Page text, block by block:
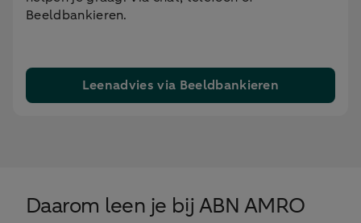
Beeldbankieren.
Leenadvies via Beeldbankieren
Daarom leen je bij ABN AMRO